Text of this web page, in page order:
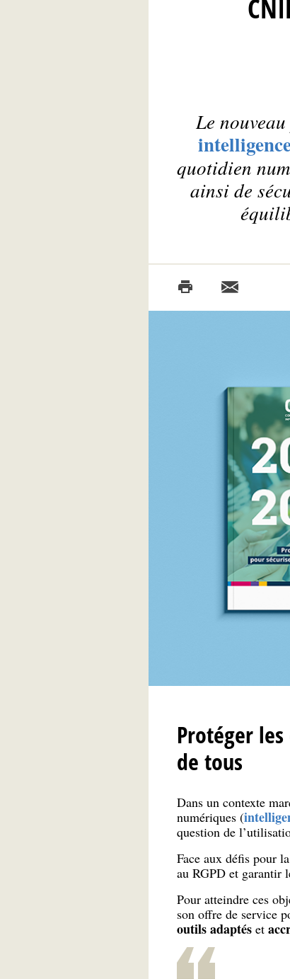
Le
quotidien
ainsi de
Protéger
de tous
Dans un contexte
numériques (
question de
Face aux défis pour
au RGPD et garantir
Pour atteindre ces
son offre de service
outils adaptéset